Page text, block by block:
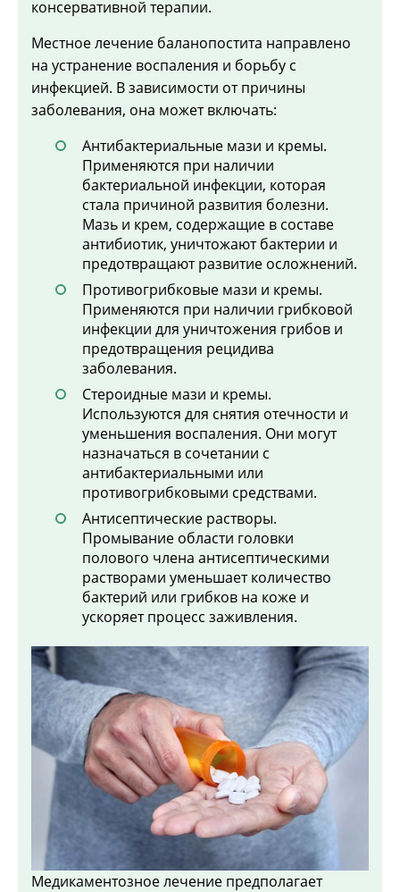
консервативной терапии.
Местное лечение баланопостита направлено
на устранение воспаления и борьбу с
инфекцией. В зависимости от причины
заболевания, она может включать:
Антибактериальные мази и кремы.
Применяются при наличии
бактериальной инфекции, которая
стала причиной развития болезни.
Мазь и крем, содержащие в составе
антибиотик, уничтожают бактерии и
предотвращают развитие осложнений.
Противогрибковые мази и кремы.
Применяются при наличии грибковой
инфекции для уничтожения грибов и
предотвращения рецидива
заболевания.
Стероидные мази и кремы.
Используются для снятия отечности и
уменьшения воспаления. Они могут
назначаться в сочетании с
антибактериальными или
противогрибковыми средствами.
Антисептические растворы.
Промывание области головки
полового члена антисептическими
растворами уменьшает количество
бактерий или грибков на коже и
ускоряет процесс заживления.
Медикаментозное лечение предполагает